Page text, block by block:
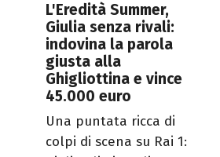
L'Eredità Summer,
Giulia senza rivali:
indovina la parola
giusta alla
Ghigliottina e vince
45.000 euro
Una puntata ricca di
colpi di scena su Rai 1: